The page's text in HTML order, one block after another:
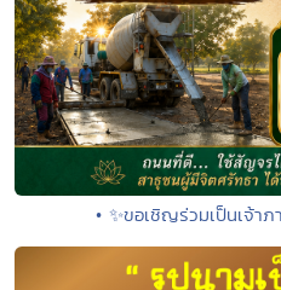
• ✨ขอเชิญร่วมเป็นเจ้า